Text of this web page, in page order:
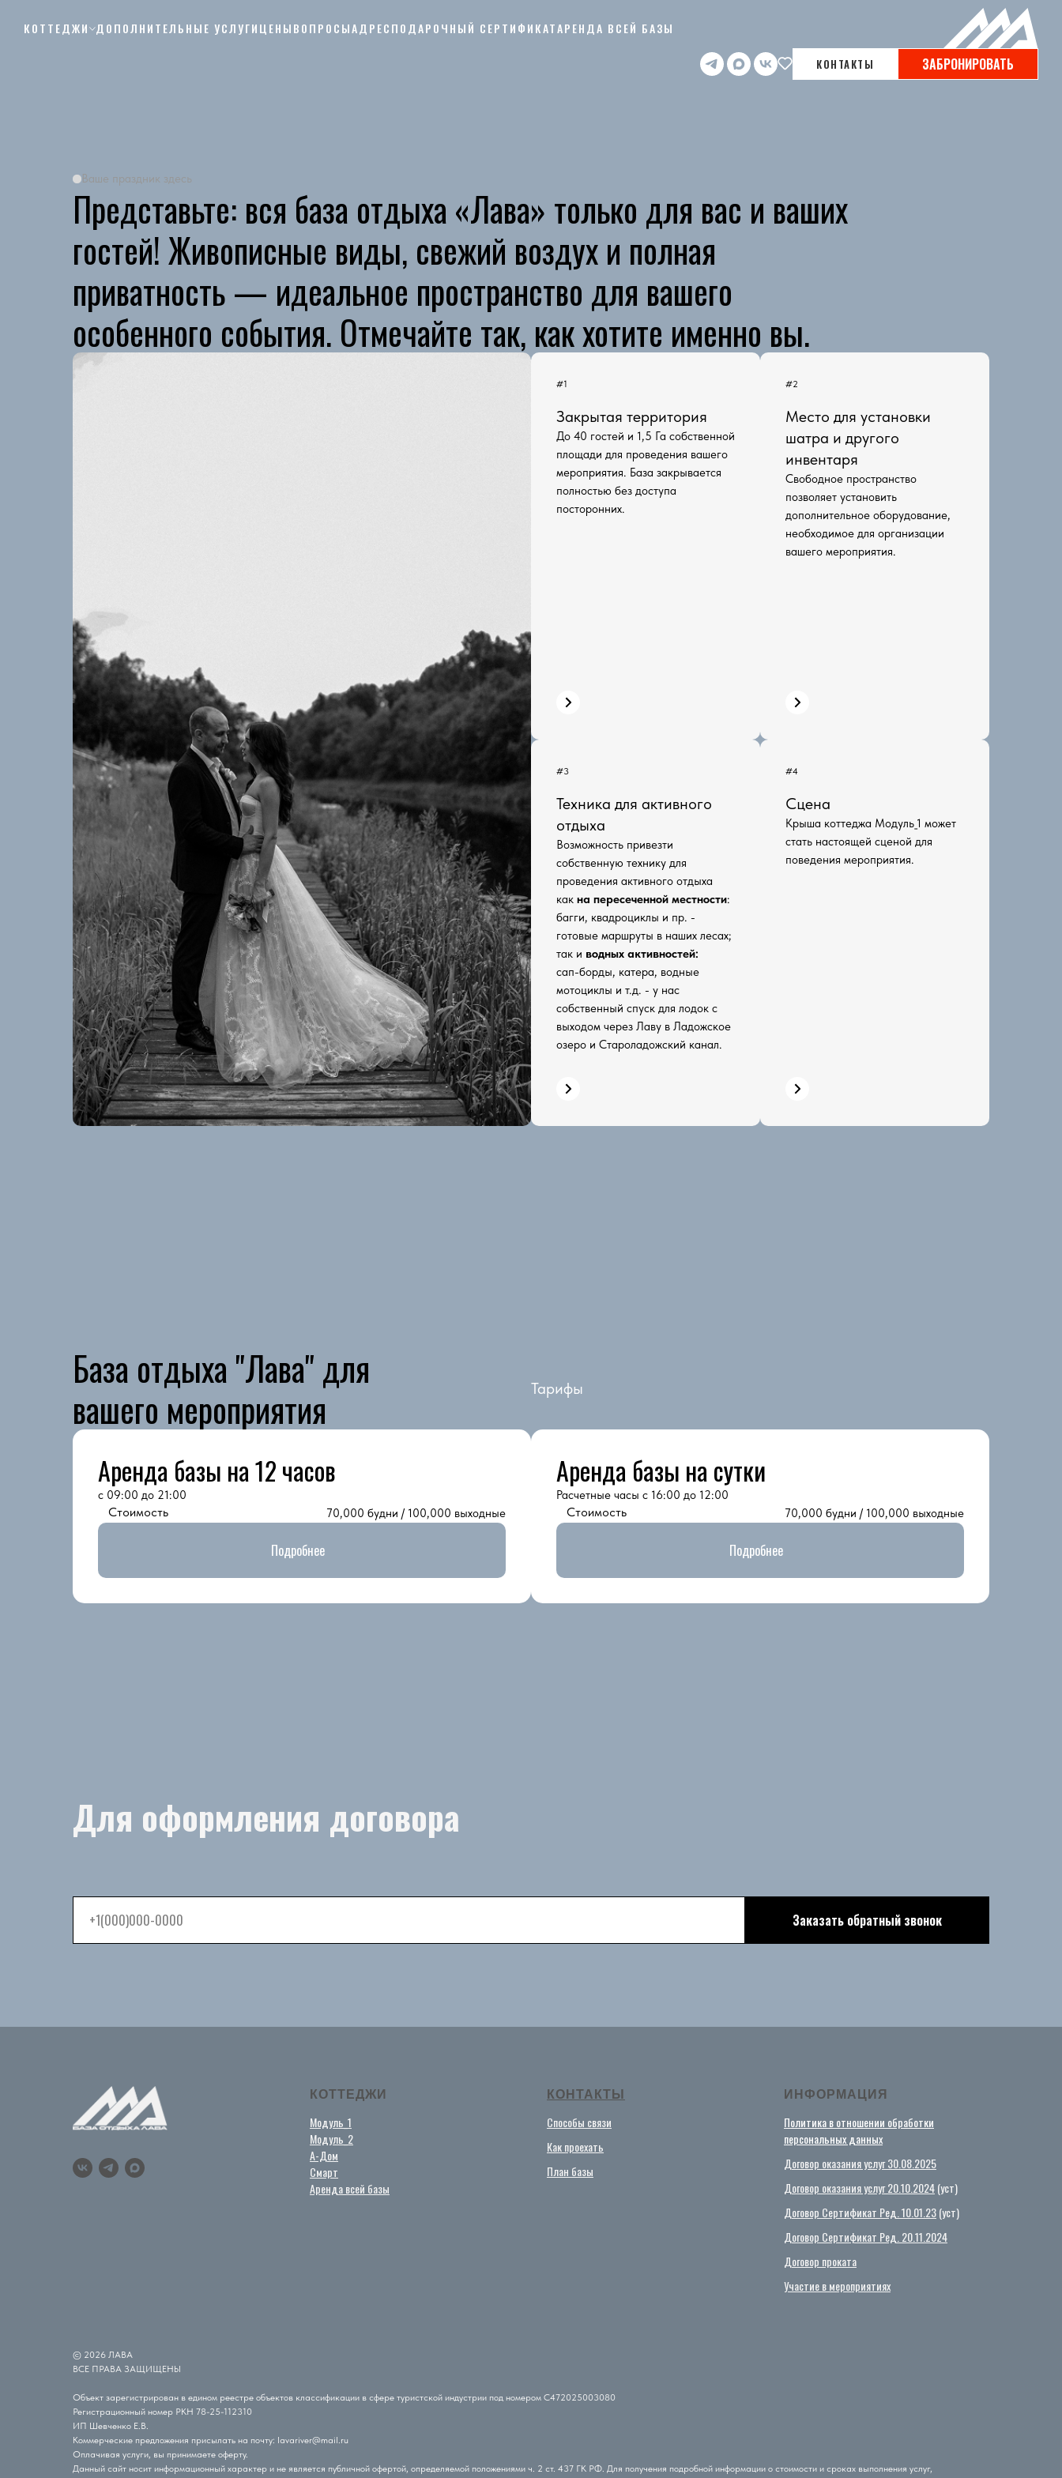
КОТТЕДЖИ ДОПОЛНИТЕЛЬНЫЕ УСЛУГИЦЕНЫВОПРОСЫАДРЕСПОДАРОЧНЫЙ СЕРТИФИКАТАРЕНДА ВСЕЙ БАЗЫ
КОНТАКТЫ ЗАБРОНИРОВАТЬ
Ваше праздник здесь
Представьте: вся база отдыха «Лава» только для вас и ваших
гостей! Живописные виды, свежий воздух и полная
приватность — идеальное пространство для вашего
особенного события. Отмечайте так, как хотите именно вы.
#1
Закрытая территория
До 40 гостей и 1,5 Га собственной
площади для проведения вашего
мероприятия. База закрывается
полностью без доступа
посторонних.
#2
Место для установки
шатра и другого
инвентаря
Свободное пространство
позволяет установить
дополнительное оборудование,
необходимое для организации
вашего мероприятия.
#3
Техника для активного
отдыха
Возможность привезти
собственную технику для
проведения активного отдыха
как на пересеченной местности:
багги, квадроциклы и пр. -
готовые маршруты в наших лесах;
так и водных активностей:
сап-борды, катера, водные
мотоциклы и т.д. - у нас
собственный спуск для лодок с
выходом через Лаву в Ладожское
озеро и Староладожский канал.
#4
Сцена
Крыша коттеджа Модуль_1 может
стать настоящей сценой для
поведения мероприятия.
База отдыха "Лава" для
вашего мероприятия
Тарифы
Аренда базы на 12 часов
с 09:00 до 21:00
Стоимость 70,000 будни / 100,000 выходные
Подробнее
Аренда базы на сутки
Расчетные часы с 16:00 до 12:00
Стоимость 70,000 будни / 100,000 выходные
Подробнее
Для оформления договора
Заказать обратный звонок
КОТТЕДЖИ
Модуль_1
Модуль_2
А-Дом
Смарт
Аренда всей базы
КОНТАКТЫ
Способы связи
Как проехать
План базы
ИНФОРМАЦИЯ
Политика в отношении обработки
персональных данных
Договор оказания услуг 30.08.2025
Договор оказания услуг 20.10.2024(уст)
Договор Сертификат Ред. 10.01.23(уст)
Договор Сертификат Ред. 20.11.2024
Договор проката
Участие в мероприятиях
© 2026 ЛАВА
ВСЕ ПРАВА ЗАЩИЩЕНЫ
Объект зарегистрирован в едином реестре объектов классификации в сфере туристской индустрии под номером С472025003080
Регистрационный номер РКН 78-25-112310
ИП Шевченко Е.В.
Коммерческие предложения присылать на почту: lavariver@mail.ru
Оплачивая услуги, вы принимаете оферту.
Данный сайт носит информационный характер и не является публичной офертой, определяемой положениями ч. 2 ст. 437 ГК РФ. Для получения подробной информации о стоимости и сроках выполнения услуг,